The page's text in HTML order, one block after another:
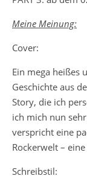
Meine Meinung:
Cover:
Ein mega heißes
Geschichte aus
Story, die ich
ich mich nun
verspricht eine
Rockerwelt –
Schreibstil: